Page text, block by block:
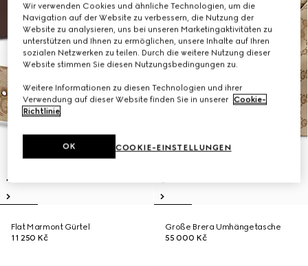
Flat Marmont Gürtel
11 250 Kč
Große Brera Umhängetasche
55 000 Kč
Wir verwenden Cookies und ähnliche Technologien, um die
Navigation auf der Website zu verbessern, die Nutzung der
Website zu analysieren, uns bei unseren Marketingaktivitäten zu
unterstützen und Ihnen zu ermöglichen, unsere Inhalte auf Ihren
sozialen Netzwerken zu teilen. Durch die weitere Nutzung dieser
Website stimmen Sie diesen Nutzungsbedingungen zu.
Weitere Informationen zu diesen Technologien und ihrer
Verwendung auf dieser Website finden Sie in unserer Cookie-
Richtlinie.
COOKIE-EINSTELLUNGEN
OK